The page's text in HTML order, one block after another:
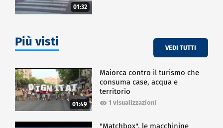
01:32
Più visti VEDI TUTTI
01:49
Maiorca contro il turismo che
consuma case, acqua e
territorio
1 visualizzazioni
"Matchbox", le macchinine